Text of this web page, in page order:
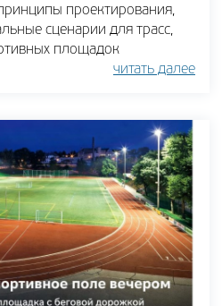
проектирования,
сценарии для трасс,
площадок
читать далее